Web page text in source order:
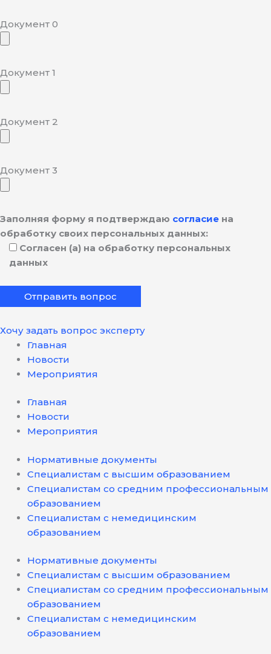
Документ 0
Документ 1
Документ 2
Документ 3
Заполняя форму я подтверждаю согласие на
обработку своих персональных данных:
Согласен (а) на обработку персональных
данных
Хочу задать вопрос эксперту
Главная
Новости
Мероприятия
Главная
Новости
Мероприятия
Нормативные документы
Специалистам с высшим образованием
Специалистам со средним профессиональным
образованием
Специалистам с немедицинским
образованием
Нормативные документы
Специалистам с высшим образованием
Специалистам со средним профессиональным
образованием
Специалистам с немедицинским
образованием